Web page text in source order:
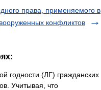
права, применяемого в
конфликтов
годности (ЛГ) гражданских
Учитывая, что